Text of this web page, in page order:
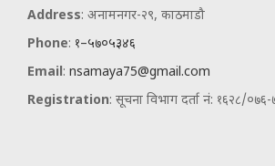
Address: अनामनगर-२९, काठमाडौ
Phone: १–५७०५३४६
Email: nsamaya75@gmail.com
Registration: सूचना विभाग दर्ता नं: १६२८/०७६-